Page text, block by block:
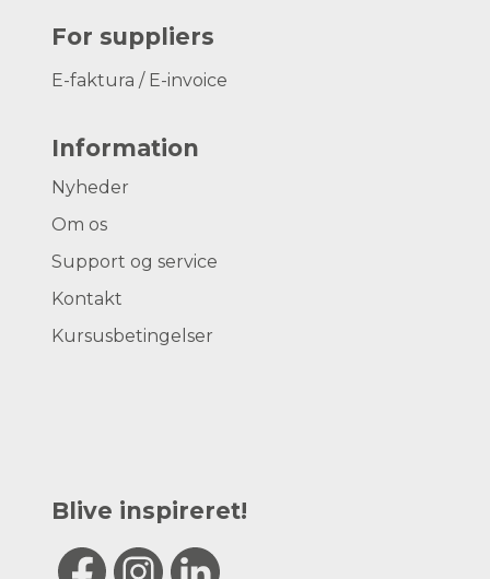
For suppliers
E-faktura / E-invoice
Information
Nyheder
Om os
Support og service
Kontakt
Kursusbetingelser
Blive inspireret!